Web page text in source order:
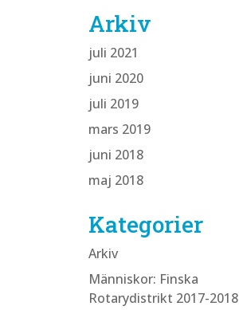
Arkiv
juli 2021
juni 2020
juli 2019
mars 2019
juni 2018
maj 2018
Kategorier
Arkiv
Människor: Finska
Rotarydistrikt 2017-2018